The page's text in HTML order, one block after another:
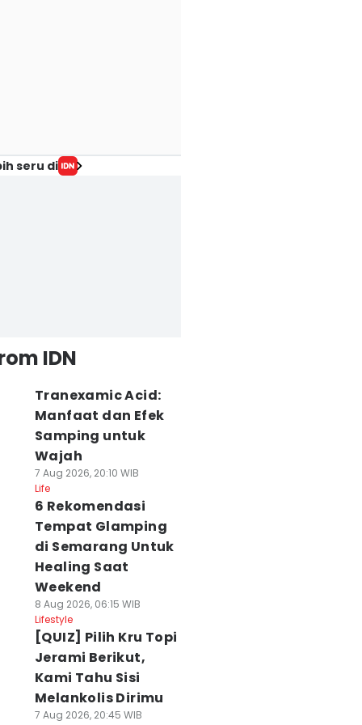
seru di
IDN
Tranexamic Acid:
Manfaat dan Efek
Samping untuk
Wajah
7 Aug 2026, 20:10 WIB
Life
6 Rekomendasi
Tempat Glamping
di Semarang Untuk
Healing Saat
Weekend
8 Aug 2026, 06:15 WIB
Lifestyle
[QUIZ] Pilih Kru Topi
Jerami Berikut,
Kami Tahu Sisi
Melankolis Dirimu
7 Aug 2026, 20:45 WIB